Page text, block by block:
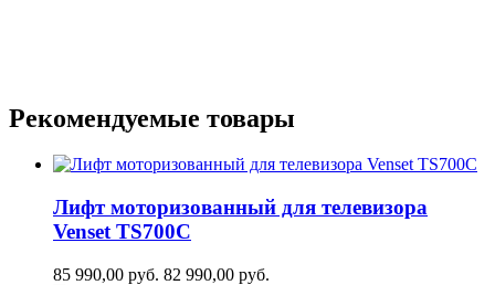
Рекомендуемые товары
Лифт моторизованный для телевизора
Venset TS700С
85 990,00 руб. 82 990,00 руб.